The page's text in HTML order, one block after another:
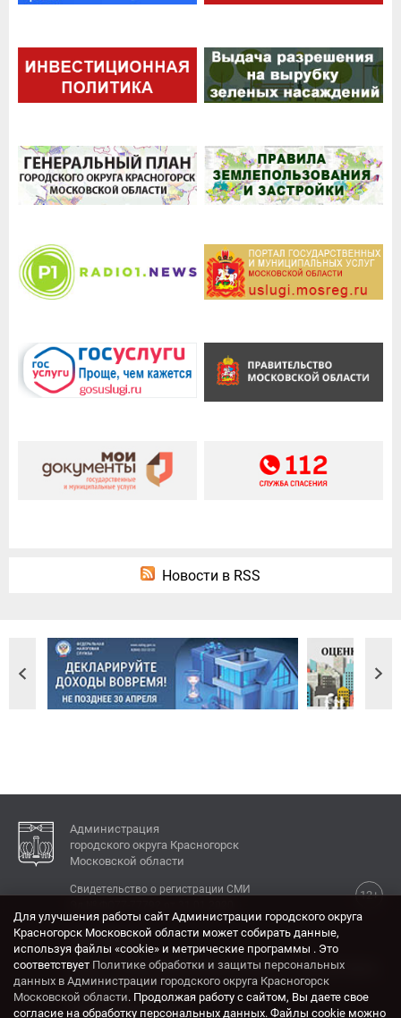
Новости в RSS
Администрация
городского округа Красногорск
Московской области
12+
Свидетельство о регистрации СМИ
КОНТАКТЫ
Адрес: 143404, Московская область, г. Красногорск,
ул. Ленина, дом 4.
Электронная почта:
Для улучшения работы сайт Администрации городского округа
Красногорск Московской области может собирать данные,
используя файлы «cookie» и метрические программы . Это
соответствует Политике обработки и защиты персональных
данных в Администрации городского округа Красногорск
Московской области. Продолжая работу с сайтом, Вы даете свое
согласие на обработку персональных данных. Файлы cookie можно